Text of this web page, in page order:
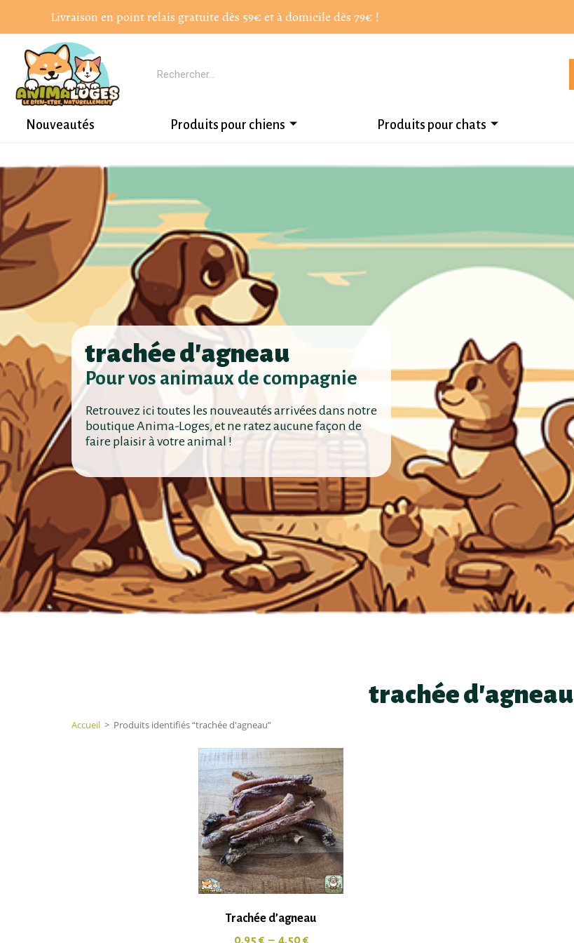
Livraison en point relais gratuite dès 59€ et à domicile dès 79€ !
Nouveautés Produits pour chiens Produits pour chats
trachée d'agneau
Pour vos animaux de compagnie
Retrouvez ici toutes les nouveautés arrivées dans notre
boutique Anima-Loges, et ne ratez aucune façon de
faire plaisir à votre animal !
trachée d'agneau
Accueil > Produits identifiés “trachée d'agneau”
Trachée d’agneau
0,95 € – 4,50€